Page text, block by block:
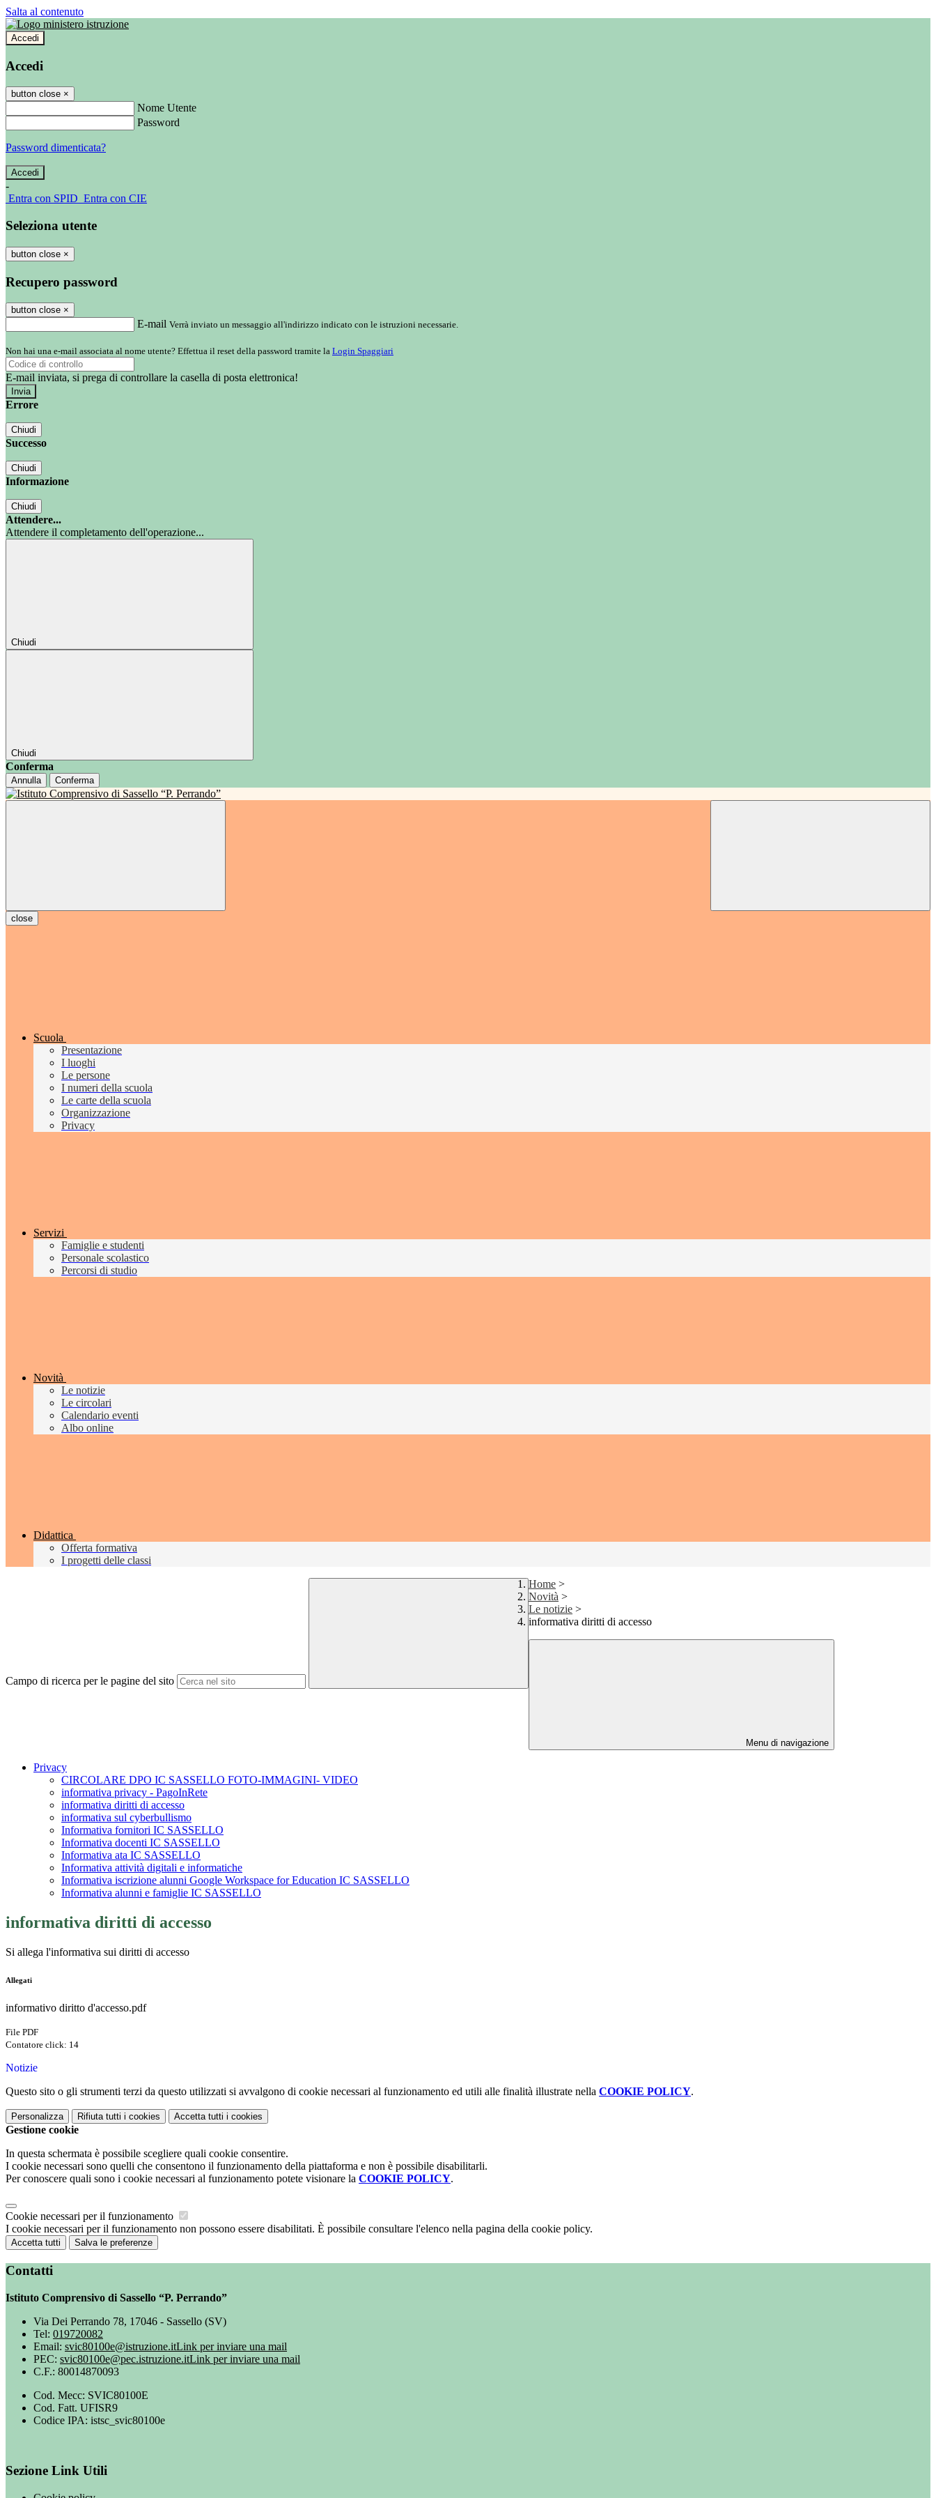
Salta al contenuto
Accedi
Accedi
button close ×
Nome Utente
Password
Password dimenticata?
-
Entra con SPID Entra con CIE
Seleziona utente
button close ×
Recupero password
button close ×
E-mail Verrà inviato un messaggio all'indirizzo indicato con le istruzioni necessarie.
Non hai una e-mail associata al nome utente? Effettua il reset della password tramite la Login Spaggiari
E-mail inviata, si prega di controllare la casella di posta elettronica!
Errore
Chiudi
Successo
Chiudi
Informazione
Chiudi
Attendere...
Attendere il completamento dell'operazione...
Chiudi
Chiudi
Conferma
Annulla Conferma
close
Scuola
Presentazione
I luoghi
Le persone
I numeri della scuola
Le carte della scuola
Organizzazione
Privacy
Servizi
Famiglie e studenti
Personale scolastico
Percorsi di studio
Novità
Le notizie
Le circolari
Calendario eventi
Albo online
Didattica
Offerta formativa
I progetti delle classi
Campo di ricerca per le pagine del sito
Home >
Novità >
Le notizie >
informativa diritti di accesso
Menu di navigazione
Privacy
CIRCOLARE DPO IC SASSELLO FOTO-IMMAGINI- VIDEO
informativa privacy - PagoInRete
informativa diritti di accesso
informativa sul cyberbullismo
Informativa fornitori IC SASSELLO
Informativa docenti IC SASSELLO
Informativa ata IC SASSELLO
Informativa attività digitali e informatiche
Informativa iscrizione alunni Google Workspace for Education IC SASSELLO
Informativa alunni e famiglie IC SASSELLO
informativa diritti di accesso
Si allega l'informativa sui diritti di accesso
Allegati
informativo diritto d'accesso.pdf
File PDF
Contatore click: 14
Notizie
Questo sito o gli strumenti terzi da questo utilizzati si avvalgono di cookie necessari al funzionamento ed utili alle finalità illustrate nella COOKIE POLICY.
Personalizza Rifiuta tutti i cookies Accetta tutti i cookies
Gestione cookie
In questa schermata è possibile scegliere quali cookie consentire.
I cookie necessari sono quelli che consentono il funzionamento della piattaforma e non è possibile disabilitarli.
Per conoscere quali sono i cookie necessari al funzionamento potete visionare la COOKIE POLICY.
Cookie necessari per il funzionamento
I cookie necessari per il funzionamento non possono essere disabilitati. È possibile consultare l'elenco nella pagina della cookie policy.
Accetta tutti Salva le preferenze
Contatti
Istituto Comprensivo di Sassello “P. Perrando”
Via Dei Perrando 78, 17046 - Sassello (SV)
Tel: 019720082
Email: svic80100e@istruzione.itLink per inviare una mail
PEC: svic80100e@pec.istruzione.itLink per inviare una mail
C.F.: 80014870093
Cod. Mecc: SVIC80100E
Cod. Fatt. UFISR9
Codice IPA: istsc_svic80100e
Sezione Link Utili